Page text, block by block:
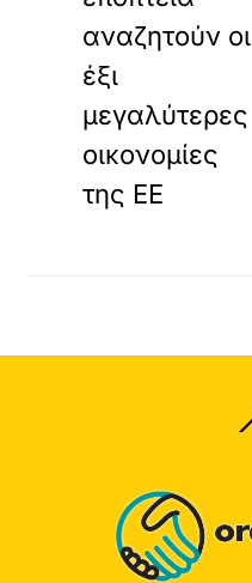
αναζητούν οι
έξι
μεγαλύτερες
οικονομίες
της ΕΕ